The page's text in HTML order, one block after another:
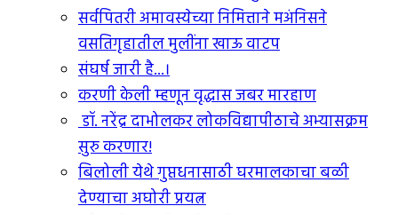
सर्वपितरी अमावस्येच्या निमित्ताने मअंनिसने
वसतिगृहातील मुलींना खाऊ वाटप
संघर्ष जारी है...।
करणी केली म्हणून वृद्धास जबर मारहाण
डॉ. नरेंद्र दाभोलकर लोकविद्यापीठाचे अभ्यासक्रम
सुरु करणार!
बिलोली येथे गुप्तधनासाठी घरमालकाचा बळी
देण्याचा अघोरी प्रयत्न